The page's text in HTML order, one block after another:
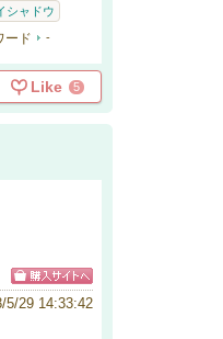
シャドウ
ード -
Like 5
5/29 14:33:42